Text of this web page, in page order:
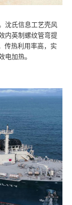
沈氏信息工艺壳风
内英制螺纹管弯提
传热利用率高，实
电加热。